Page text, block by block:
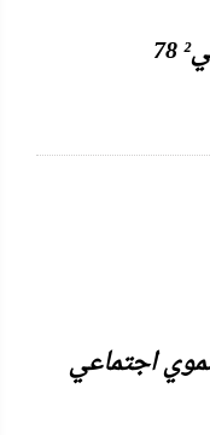
اجتماعي